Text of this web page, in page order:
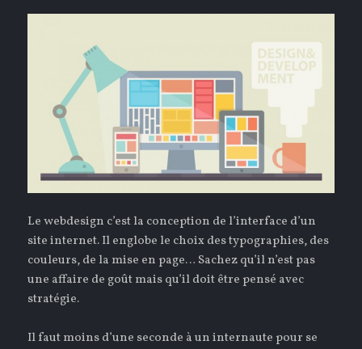
Le webdesign c’est la conception de l’interface d’un
site internet. Il englobe le choix des typographies, des
couleurs, de la mise en page… Sachez qu’il n’est pas
une affaire de goût mais qu’il doit être pensé avec
stratégie.
Il faut moins d’une seconde à un internaute pour se